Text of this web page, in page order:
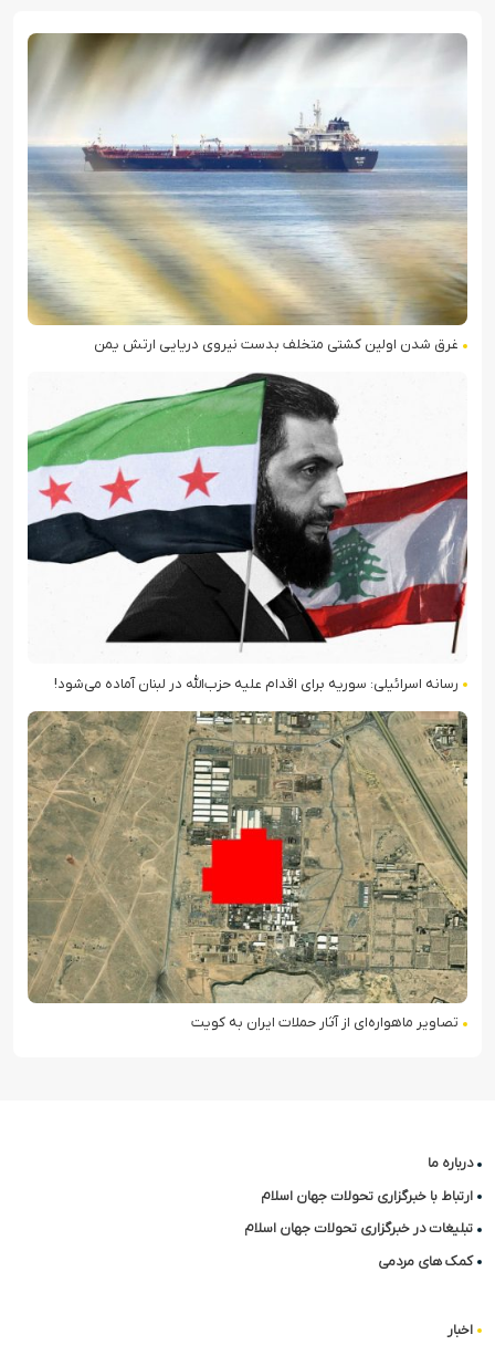
غرق شدن اولین کشتی متخلف بدست نیروی دریایی ارتش یمن
رسانه اسرائیلی: سوریه برای اقدام علیه حزب‌الله در لبنان آماده می‌شود!
تصاویر ماهواره‌ای از آثار حملات ایران به کویت
درباره ما
ارتباط با خبرگزاری تحولات جهان اسلام
تبلیغات در خبرگزاری تحولات جهان اسلام
کمک های مردمی
اخبار